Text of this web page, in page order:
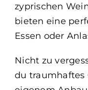
zyprischen
bieten eine
Essen oder
Nicht zu
du traumhaftes